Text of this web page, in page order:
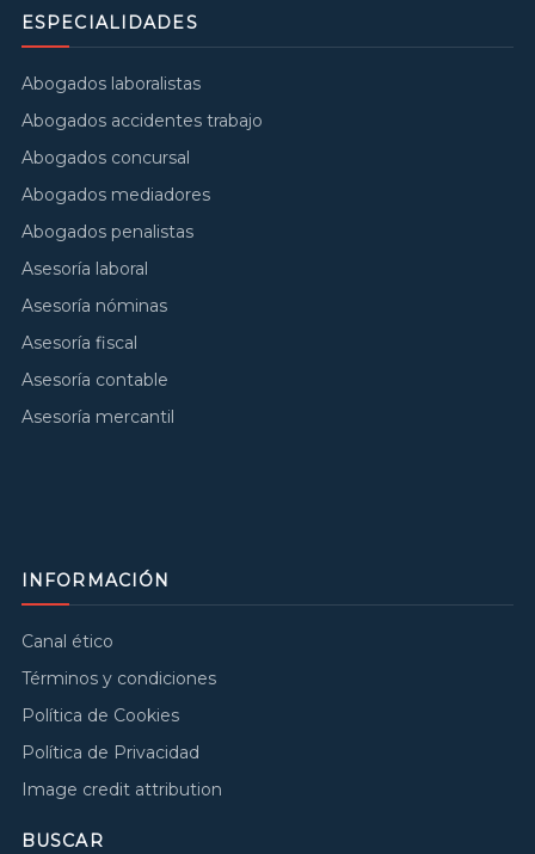
ESPECIALIDADES
Abogados laboralistas
Abogados accidentes trabajo
Abogados concursal
Abogados mediadores
Abogados penalistas
Asesoría laboral
Asesoría nóminas
Asesoría fiscal
Asesoría contable
Asesoría mercantil
INFORMACIÓN
Canal ético
Términos y condiciones
Política de Cookies
Política de Privacidad
Image credit attribution
BUSCAR